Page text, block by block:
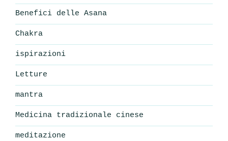
Benefici delle Asana
Chakra
ispirazioni
Letture
mantra
Medicina tradizionale cinese
meditazione